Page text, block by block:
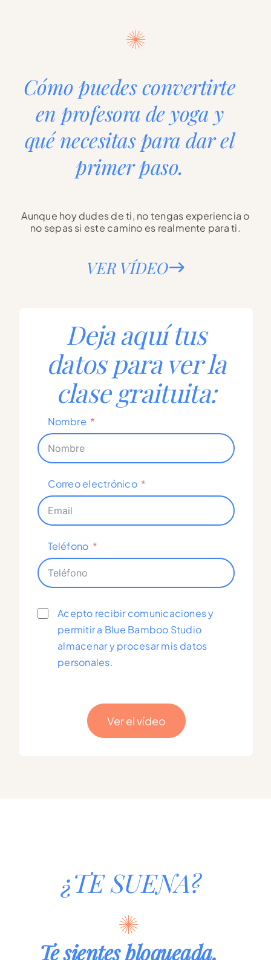
Cómo puedes convertirte
en profesora de yoga y
qué necesitas para dar el
primer paso.
Aunque hoy dudes de ti, no tengas experiencia o
no sepas si este camino es realmente para ti.
VER VÍDEO
Deja aquí tus
datos para ver la
clase graituita:
Nombre
Correo electrónico
Teléfono
Acepto recibir comunicaciones y
permitir a Blue Bamboo Studio
almacenar y procesar mis datos
personales.
Ver el vídeo
¿TE SUENA?
Te sientes bloqueada,